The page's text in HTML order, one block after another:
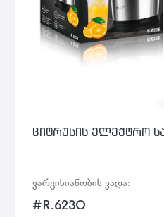
ციტრუსის ელექტრო
ვარგისიანობის ვადა:
#R.623O